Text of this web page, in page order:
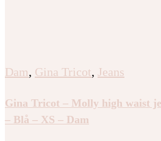
Dam, Gina Tricot, Jeans
Gina Tricot – Molly high waist
– Blå – XS – Dam